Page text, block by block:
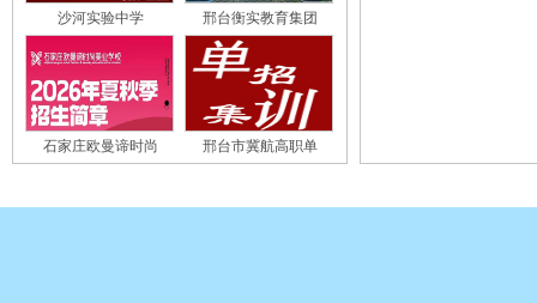
沙河实验中学 邢台衡实教育集团
石家庄欧曼谛时尚 邢台市冀航高职单